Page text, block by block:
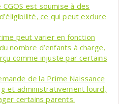
CGOS est soumise à des
ce qui peut exclure
peut varier en fonction
nombre d’enfants à charge,
comme injuste par certains
de la Prime Naissance
et administrativement lourd,
certains parents.